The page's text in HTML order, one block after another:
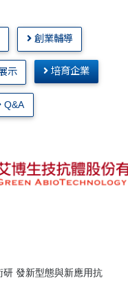
創業輔導
示 培育企業
Q&A
發新型態與新應用抗